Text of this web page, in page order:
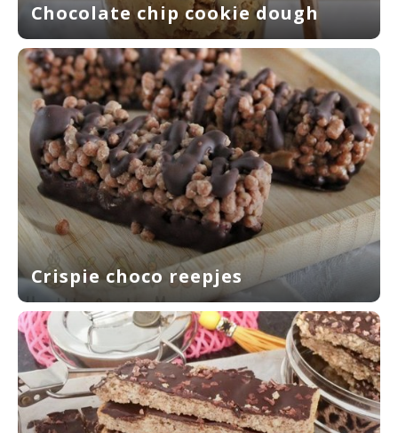
Chocolate chip cookie dough
Crispie choco reepjes